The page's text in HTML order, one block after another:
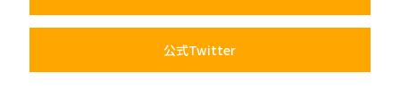
公式Twitter